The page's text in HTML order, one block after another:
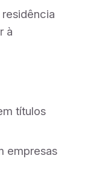
à
títulos
empresas